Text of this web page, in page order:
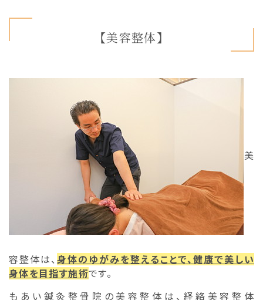
【美容整体】
美
容整体は、 身体のゆがみを整えることで、健康で美しい
身体を目指す施術です。
もあい鍼灸整骨院の美容整体は、経絡美容整体